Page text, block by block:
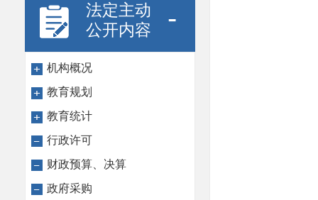
法定主动
公开内容
-
机构概况
教育规划
教育统计
行政许可
财政预算、决算
政府采购